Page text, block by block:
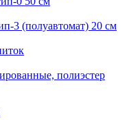
3 (полуавтомат) 20 см
полиэстер